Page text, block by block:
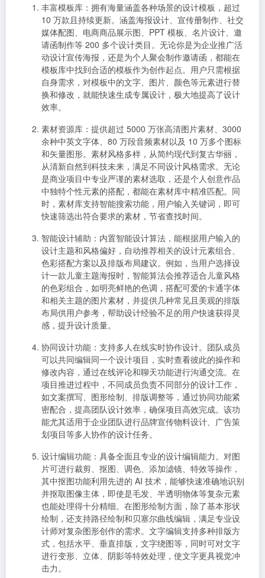
丰富模板库 ：拥有海量涵盖各种场景的设计模板，超过
10 万款且持续更新。涵盖海报设计、宣传册制作、社交
媒体配图、电商商品展示图、PPT 模板、名片设计、邀
请函制作等 200 多个设计类目。无论你是为企业推广活
动设计宣传海报，还是为个人聚会制作邀请函，都能在
模板库中找到合适的模板作为创作起点。用户只需根据
自身需求，对模板中的文字、图片、颜色等元素进行替
换和修改，就能快速生成专属设计，极大地提高了设计
效率。
素材资源库 ：提供超过 5000 万张高清图片素材、3000
余种中英文字体、80 万段音频素材以及 10 万多个图标
和矢量图形。素材风格多样，从简约现代到复古华丽，
从清新自然到科技未来，满足不同设计风格需求。无论
是商业项目中专业严谨的素材选取，还是个人创意作品
中独特个性元素的搭配，都能在素材库中精准匹配。同
时，素材库支持智能搜索功能，用户输入关键词，即可
快速筛选出符合要求的素材，节省查找时间。
智能设计辅助 ：内置智能设计算法，能根据用户输入的
设计主题和风格偏好，自动推荐相关的设计元素组合、
色彩搭配方案以及排版布局建议。例如，当用户选择设
计一款儿童主题海报时，智能算法会推荐适合儿童风格
的色彩组合，如明亮鲜艳的色调，搭配可爱的卡通字体
和相关主题的图片素材，并提供几种常见且美观的排版
布局供用户参考，帮助设计经验不足的用户快速获得灵
感，提升设计质量。
协同设计功能 ：支持多人在线实时协作设计。团队成员
可以共同编辑同一个设计项目，实时查看彼此的操作和
修改内容，通过在线评论和聊天功能进行沟通交流。在
项目推进过程中，不同成员负责不同部分的设计工作，
如文案撰写、图形绘制、排版调整等，通过协同功能紧
密配合，提高团队设计效率，确保项目高效完成。该功
能尤其适用于企业团队进行品牌宣传物料设计、广告策
划项目等多人协作的设计任务。
设计编辑功能 ：具备全面且专业的设计编辑能力。对图
片可进行裁剪、抠图、调色、添加滤镜、特效等操作，
其中抠图功能利用先进的 AI 技术，能够快速准确地识别
并抠取图像主体，即使是毛发、半透明物体等复杂元素
也能处理得十分精细。在图形绘制方面，除了基本形状
绘制，还支持路径绘制和贝塞尔曲线编辑，满足专业设
计师对复杂图形创作的需求。文字编辑支持多种排版方
式，包括水平、垂直排版，文字绕图等，同时可对文字
进行变形、立体、阴影等特效处理，使文字更具视觉冲
击力。